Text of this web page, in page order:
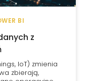
BI
z
IoT) zmienia
zbierają,